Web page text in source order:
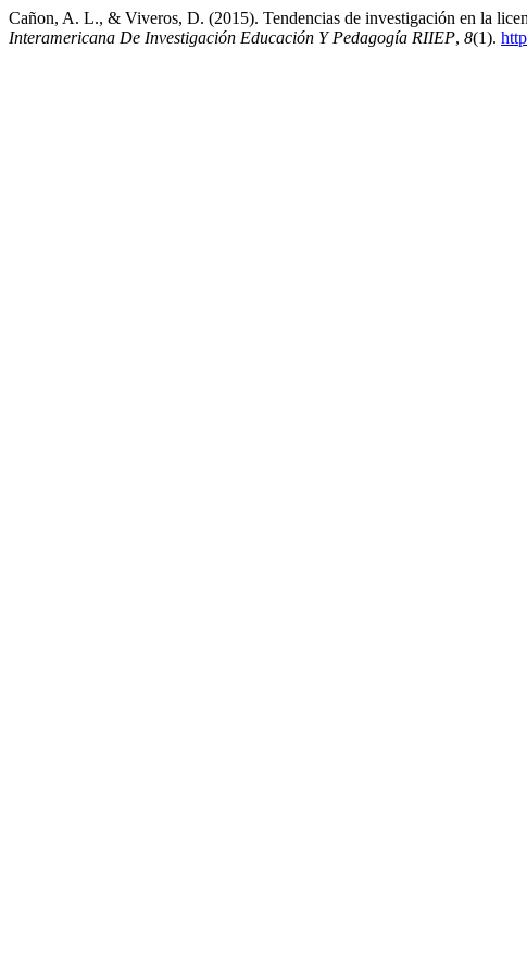
Cañon, A. L., & Viveros, D. (2015). Tendencias de investigación en la
Interamericana De Investigación Educación Y Pedagogía RIIEP, 8(1).